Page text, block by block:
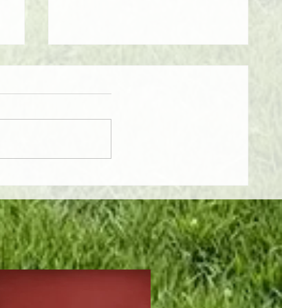
permanecem vivas na
memória por décadas?